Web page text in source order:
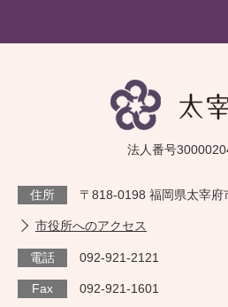
法人番号
住所 〒818-0198 福岡県太宰
市役所へのアクセス
電話 092-921-2121
Fax 092-921-1601